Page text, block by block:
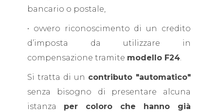
bancario o postale,
• ovvero riconoscimento di un credito
d’imposta da utilizzare in
compensazione tramite modello F24.
Si tratta di un contributo "automatico"
senza bisogno di presentare alcuna
istanza per coloro che hanno già